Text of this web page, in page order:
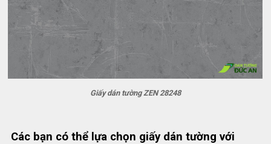
Giấy dán tường ZEN 28248
Các bạn có thể lựa chọn giấy dán tường với